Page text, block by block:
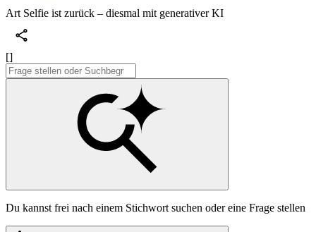
Art Selfie ist zurück – diesmal mit generativer KI
[]
Du kannst frei nach einem Stichwort suchen oder eine Frage stellen